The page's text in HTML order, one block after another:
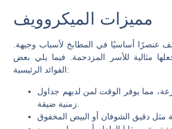
مميزات الميكروويف
عنصرًا أساسيًا في المطابخ لأسباب وجيهة.
مثالية للأسر المزدحمة. فيما يلي بعض
الفوائد الرئيسية:
مما يوفر الوقت لمن لديهم جداول